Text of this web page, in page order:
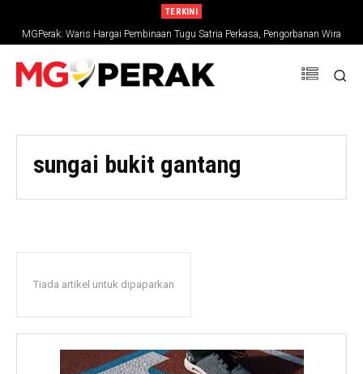
TERKINI
MGPerak: Waris Hargai Pembinaan Tugu Satria Perkasa, Pengorbanan Wira
Negara Terus Dikenang
sungai bukit gantang
Tiada artikel untuk dipaparkan